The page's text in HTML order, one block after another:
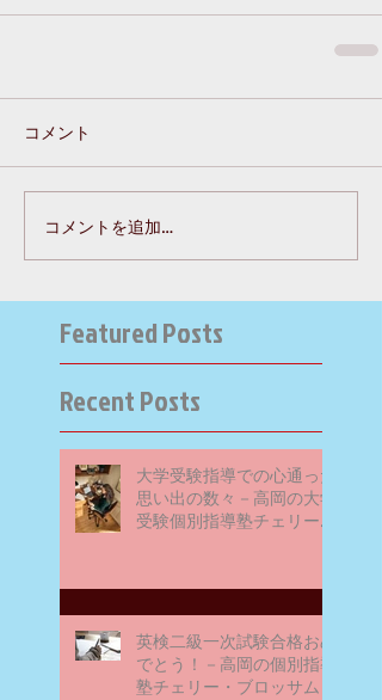
コメント
コメントを追加…
Featured Posts
Recent Posts
大学受験指導での心通った
思い出の数々－高岡の大学
受験個別指導塾チェリー・
英検二級一次試験合格おめ
でとう！－高岡の個別指導
塾チェリー・ブロッサム